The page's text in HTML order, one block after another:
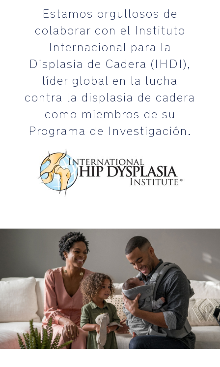
Estamos orgullosos de
colaborar con el Instituto
Internacional para la
Displasia de Cadera (IHDI),
líder global en la lucha
contra la displasia de cadera
como miembros de su
Programa de Investigación.